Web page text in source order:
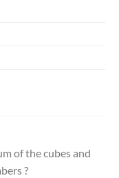
of the cubes and
?